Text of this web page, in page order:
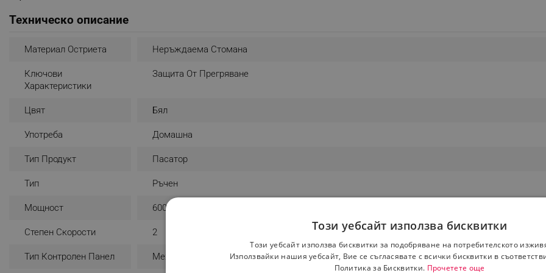
Техническо описание
Материал Остриета Неръждаема Стомана
Ключови
Характеристики
Защита От Прегряване
Цвят Бял
Употреба Домашна
Тип Продукт Пасатор
Тип Ръчен
Мощност 600 W
Степен Скорости 2
Тип Контролен Панел Механичен
Този уебсайт използва бисквитки
Този уебсайт използва бисквитки за подобряване на потребителското
Използвайки нашия уебсайт, Вие се съгласявате с всички бисквитки в
Политика за Бисквитки. Прочетете още